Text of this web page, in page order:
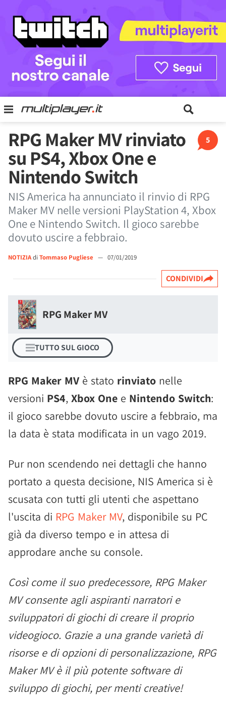
5
RPG Maker MV rinviato
su PS4, Xbox One e
Nintendo Switch
NIS America ha annunciato il rinvio di RPG
Maker MV nelle versioni PlayStation 4, Xbox
One e Nintendo Switch. Il gioco sarebbe
dovuto uscire a febbraio.
NOTIZIAdi Tommaso Pugliese — 07/01/2019
CONDIVIDI
RPG Maker MV
TUTTO SUL GIOCO
RPG Maker MV è stato rinviato nelle
versioni PS4, Xbox One e Nintendo Switch:
il gioco sarebbe dovuto uscire a febbraio, ma
la data è stata modificata in un vago 2019.
Pur non scendendo nei dettagli che hanno
portato a questa decisione, NIS America si è
scusata con tutti gli utenti che aspettano
l'uscita di RPG Maker MV, disponibile su PC
già da diverso tempo e in attesa di
approdare anche su console.
Così come il suo predecessore, RPG Maker
MV consente agli aspiranti narratori e
sviluppatori di giochi di creare il proprio
videogioco. Grazie a una grande varietà di
risorse e di opzioni di personalizzazione, RPG
Maker MV è il più potente software di
sviluppo di giochi, per menti creative!